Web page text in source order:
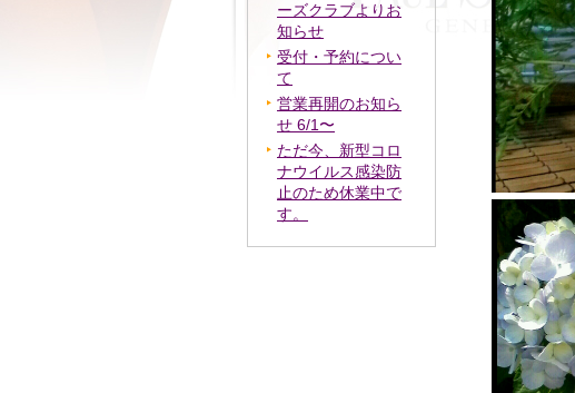
ーズクラブよりお
知らせ
受付・予約につい
て
営業再開のお知ら
せ 6/1〜
ただ今、新型コロ
ナウイルス感染防
止のため休業中で
す。